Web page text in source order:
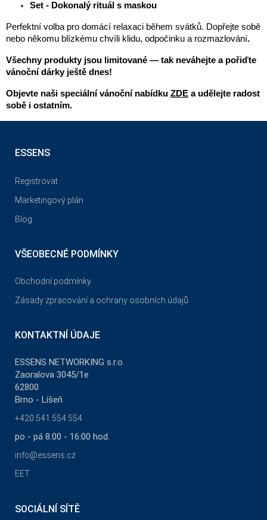
Set - Dokonalý rituál s maskou
Perfektní volba pro domácí relaxaci během svátků. Dopřejte sobě
nebo někomu blízkému chvíli klidu, odpočinku a rozmazlování.
Všechny produkty jsou limitované — tak neváhejte a pořiďte
vánoční dárky ještě dnes!
Objevte naši speciální vánoční nabídku ZDE a udělejte radost
sobě i ostatním.
ESSENS
Registrovat
Marketingový plán
Blog
VŠEOBECNÉ PODMÍNKY
Obchodní podmínky
Zásady zpracování a ochrany osobních údajů
KONTAKTNÍ ÚDAJE
ESSENS NETWORKING s.r.o.
Zaoralova 3045/1e
62800
Brno - Líšeň
+420 541 554 554
po - pá 8:00 - 16:00 hod.
info@essens.cz
EET
SOCIÁLNÍ SÍTĚ